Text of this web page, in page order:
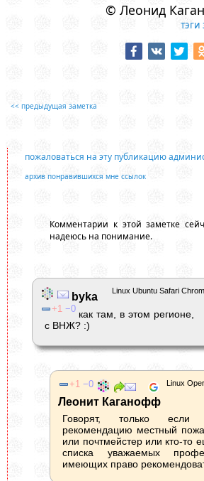
© Леонид
тэги
<< предыдущая заметка
пожаловаться на эту публикацию
архив понравившихся мне ссылок
Комментарии к этой заметке
надеюсь на понимание.
Linux Ubuntu Safari
1 0
byka
как там, в этом регионе,
с ВНЖ? :)
Linux
1 0
Леонит Каганофф
Говорят, только если
рекомендацию местный
или почтмейстер или кто-то
списка уважаемых
имеющих право